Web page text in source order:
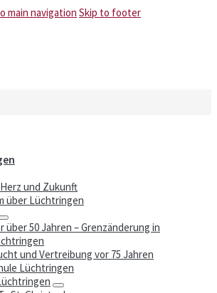
main navigation Skip to footer
und Zukunft
über Lüchtringen
über 50 Jahren – Grenzänderung in
und Vertreibung vor 75 Jahren
Lüchtringen